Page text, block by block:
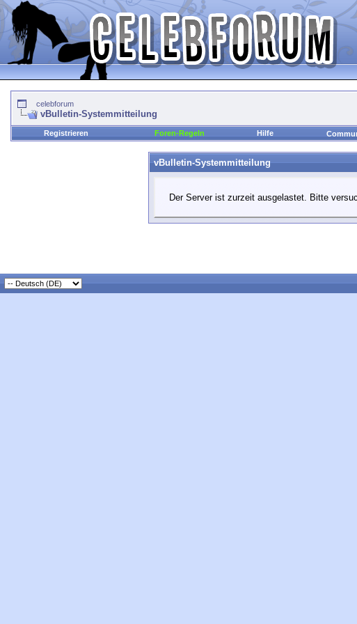
celebforum
vBulletin-Systemmitteilung
Registrieren
Foren-Regeln Hilfe
vBulletin-Systemmitteilung
Der Server ist zurzeit ausgelastet. Bitte